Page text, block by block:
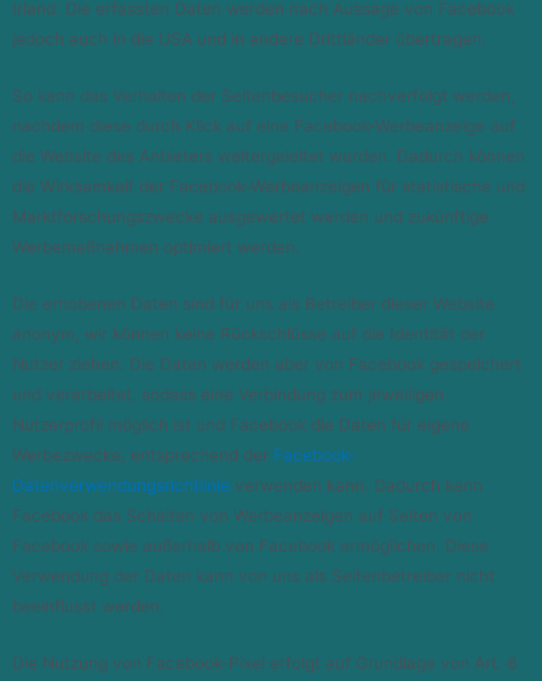
Irland. Die erfassten Daten werden nach Aussage von Facebook
jedoch auch in die USA und in andere Drittländer übertragen.
So kann das Verhalten der Seitenbesucher nachverfolgt werden,
nachdem diese durch Klick auf eine Facebook-Werbeanzeige auf
die Website des Anbieters weitergeleitet wurden. Dadurch können
die Wirksamkeit der Facebook-Werbeanzeigen für statistische und
Marktforschungszwecke ausgewertet werden und zukünftige
Werbemaßnahmen optimiert werden.
Die erhobenen Daten sind für uns als Betreiber dieser Website
anonym, wir können keine Rückschlüsse auf die Identität der
Nutzer ziehen. Die Daten werden aber von Facebook gespeichert
und verarbeitet, sodass eine Verbindung zum jeweiligen
Nutzerprofil möglich ist und Facebook die Daten für eigene
Werbezwecke, entsprechend der Facebook-
Datenverwendungsrichtlinie verwenden kann. Dadurch kann
Facebook das Schalten von Werbeanzeigen auf Seiten von
Facebook sowie außerhalb von Facebook ermöglichen. Diese
Verwendung der Daten kann von uns als Seitenbetreiber nicht
beeinflusst werden.
Die Nutzung von Facebook-Pixel erfolgt auf Grundlage von Art. 6